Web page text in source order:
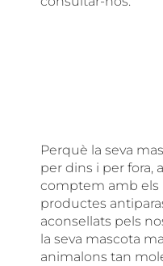
Perquè la seva
per dins i per fora,
comptem amb els
productes
aconsellats pels
la seva mascota
animalons tan